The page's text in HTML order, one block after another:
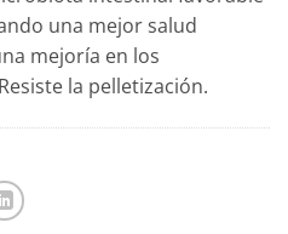
una mejor salud
mejoría en los
la pelletización.